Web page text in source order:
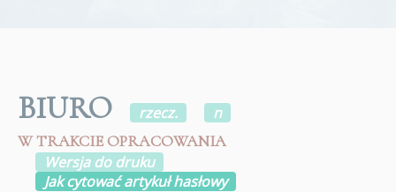
BIURO rzecz.
n
W TRAKCIE OPRACOWANIA
Wersja do druku
Jak cytować artykuł hasłowy